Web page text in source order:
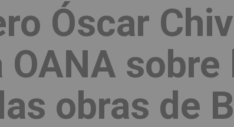
Óscar
obras de